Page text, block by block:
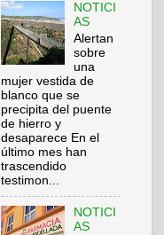
NOTICI
AS
Alertan
sobre
una
mujer vestida de
blanco que se
precipita del puente
de hierro y
desaparece En el
último mes han
trascendido
testimon...
NOTICI
AS